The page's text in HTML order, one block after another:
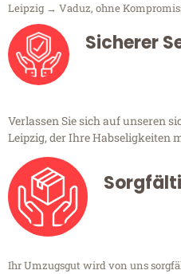
Leipzig → Vaduz, ohne
Sicherer
Verlassen Sie sich auf unseren
Leipzig, der Ihre Habseligkeiten
Ihr Umzugsgut wird von uns